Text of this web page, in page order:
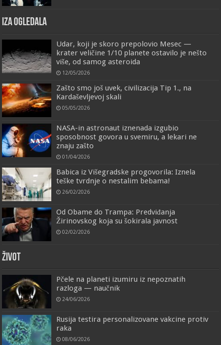
IZA OGLEDALA
Udar, koji je skoro prepolovio Mesec —
krater veličine 1/10 planete ostavilo je nešto
više, od samog asteroida
12/05/2026
Zašto smo još uvek, civilizacija Tip 1., na
Kardaševljevoj skali
05/05/2026
NASA-in astronaut iznenada izgubio
sposobnost govora u svemiru, a lekari ne
znaju zašto
01/04/2026
Babica iz Višegradske progovorila: Iznela
teške tvrdnje o nestalim bebama!
26/02/2026
Od Obame do Trampa: Predviđanja
Žirinovskog koja su šokirala javnost
02/02/2026
ŽIVOT
Pčele na planeti izumiru iz nepoznatih
razloga — naučnik
24/06/2026
Rusija testira personalizovane vakcine protiv
raka
08/06/2026